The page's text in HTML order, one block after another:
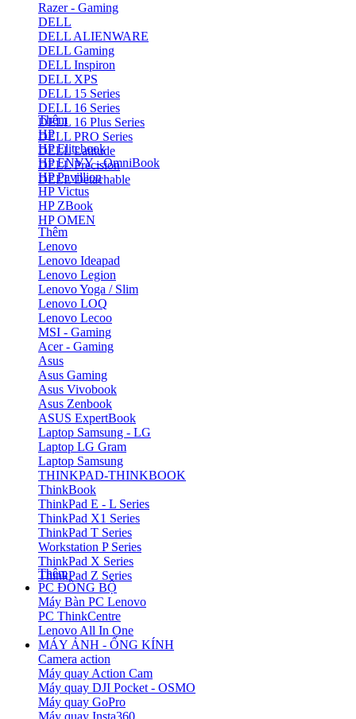
Razer - Gaming
DELL
DELL ALIENWARE
DELL Gaming
DELL Inspiron
DELL XPS
DELL 15 Series
DELL 16 Series
DELL 16 Plus Series
DELL PRO Series
DELL Latitude
DELL Precision
DELL Detachable
Thêm
HP
HP Elitebook
HP ENVY - OmniBook
HP Pavillion
HP Victus
HP ZBook
HP OMEN
Thêm
Lenovo
Lenovo Ideapad
Lenovo Legion
Lenovo Yoga / Slim
Lenovo LOQ
Lenovo Lecoo
MSI - Gaming
Acer - Gaming
Asus
Asus Gaming
Asus Vivobook
Asus Zenbook
ASUS ExpertBook
Laptop Samsung - LG
Laptop LG Gram
Laptop Samsung
THINKPAD-THINKBOOK
ThinkBook
ThinkPad E - L Series
ThinkPad X1 Series
ThinkPad T Series
Workstation P Series
ThinkPad X Series
ThinkPad Z Series
Thêm
PC ĐỒNG BỘ
Máy Bàn PC Lenovo
PC ThinkCentre
Lenovo All In One
MÁY ẢNH - ỐNG KÍNH
Camera action
Máy quay Action Cam
Máy quay DJI Pocket - OSMO
Máy quay GoPro
Máy quay Insta360